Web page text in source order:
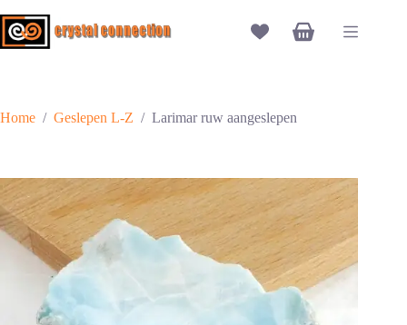
naar
de
Winkelwagen
Home / Geslepen L-Z / Larimar ruw aangeslepen